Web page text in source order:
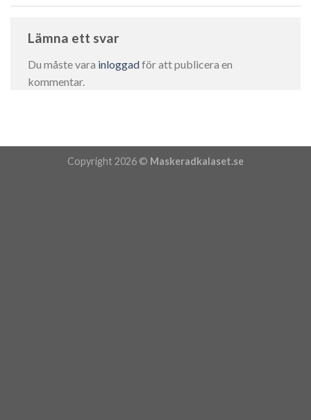
Lämna ett svar
Du måste vara inloggadför att publicera en
kommentar.
Copyright 2026 © Maskeradkalaset.se